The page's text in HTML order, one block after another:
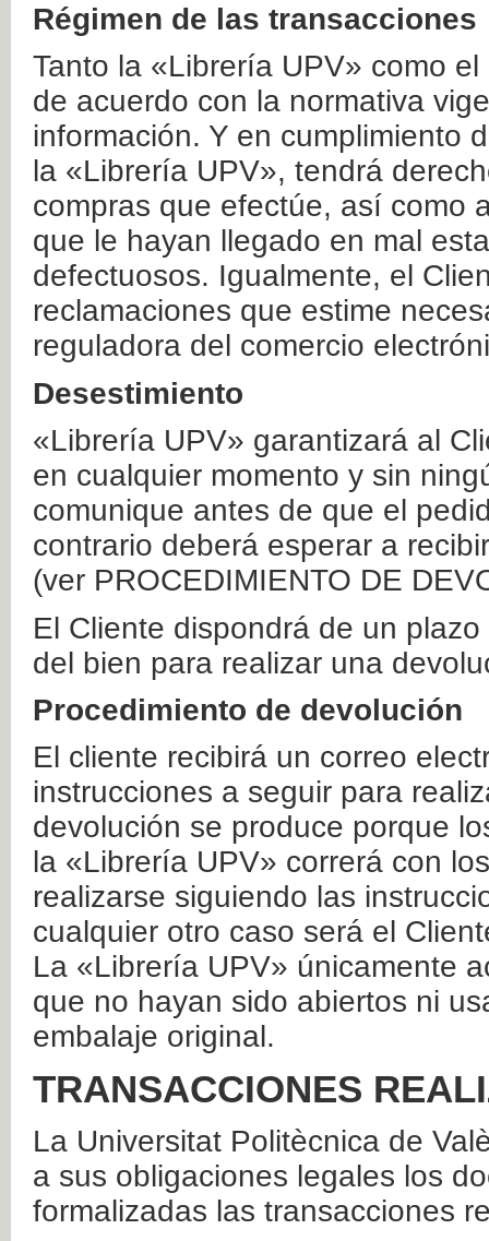
Régimen de las transacciones
Tanto la «Librería UPV» como
de acuerdo con la normativa
información. Y en cumplimiento
la «Librería UPV», tendrá
compras que efectúe, así como
que le hayan llegado en mal
defectuosos. Igualmente, el
reclamaciones que estime
reguladora del comercio
Desestimiento
«Librería UPV» garantizará al
en cualquier momento y sin
comunique antes de que el
contrario deberá esperar a
(ver PROCEDIMIENTO DE
El Cliente dispondrá de un
del bien para realizar una
Procedimiento de devolución
El cliente recibirá un correo
instrucciones a seguir para
devolución se produce porque
la «Librería UPV» correrá con
realizarse siguiendo las
cualquier otro caso será el
La «Librería UPV» únicamente
que no hayan sido abiertos ni
embalaje original.
TRANSACCIONES
La Universitat Politècnica de
a sus obligaciones legales los
formalizadas las transacciones